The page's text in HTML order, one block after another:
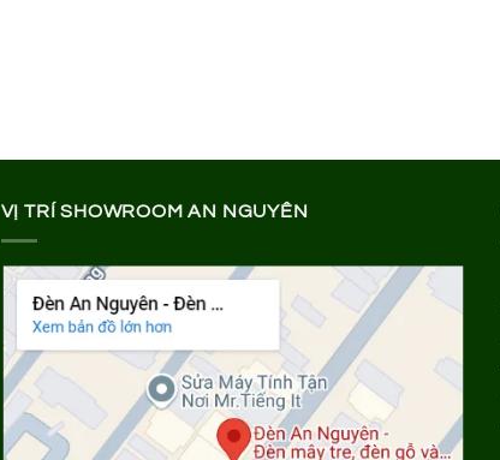
VỊ TRÍ SHOWROOM AN NGUYÊN